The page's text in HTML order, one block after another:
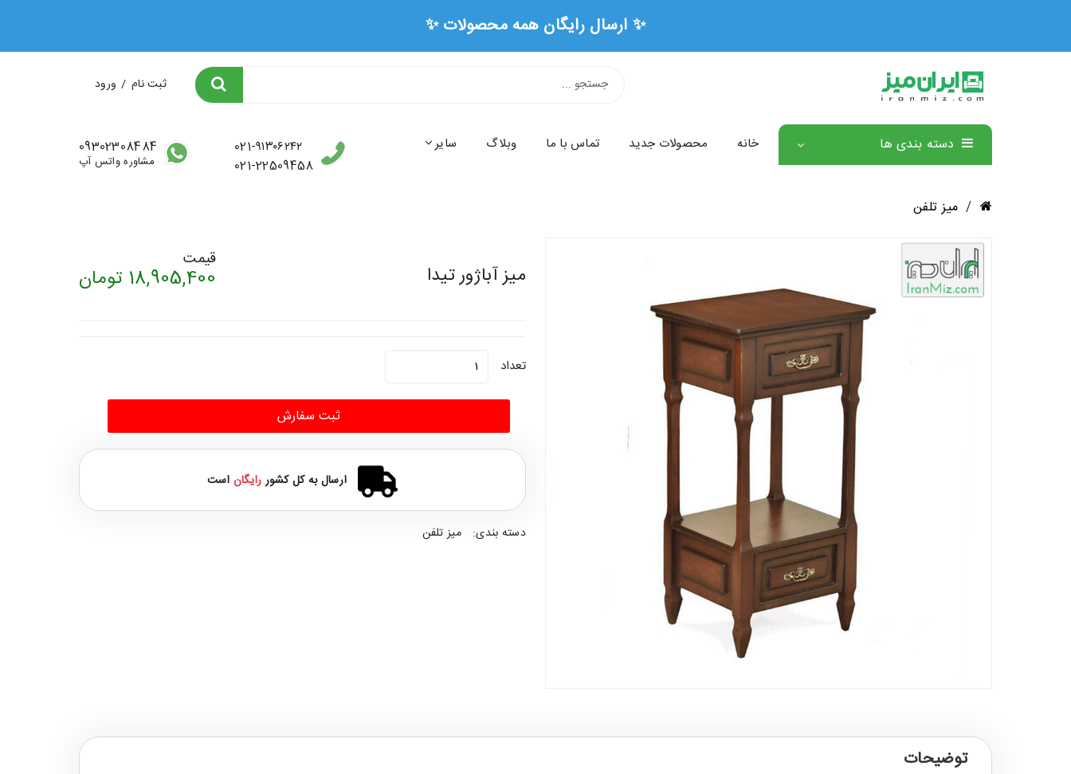
ثبت نام / ورود
دسته بندی ها خانه محصولات جدید تماس با ما وبلاگ سایر
021-۹۱۳۰۶۲۴۲
021-22509458
09302308484
مشاوره واتس آپ
/ میز تلفن
میز آباژور تیدا
قیمت
18,905,400 تومان
تعداد
ثبت سفارش
ارسال به کل کشوررایگان است
دسته بندی: میز تلفن
توضیحات